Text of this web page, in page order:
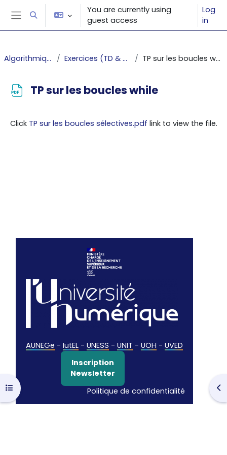
Skip to main content
Side panel
Toggle search input
You are currently using
guest access
Log
in
Open course index
Algorithmique Exercices (TD & TP) TP sur les boucles while
TP sur les boucles while
Click TP sur les boucles sélectives.pdf link to view the file.
AUNEGe - IutEL - UNESS - UNIT - UOH - UVED
Inscription
Newsletter
Politique de confidentialité